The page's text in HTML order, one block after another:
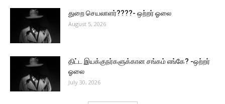
துறை செயலாளர்????- ஒற்றர் ஓலை
August 5, 2026
திட்ட இயக்குநர்களுக்கான சங்கம் எங்கே? -ஒற்றர்
ஓலை
July 30, 2026